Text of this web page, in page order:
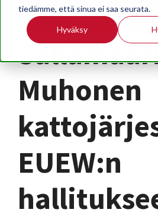
tiedämme, että sinua ei saa seurata.
Hyväksy
Muhonen
EUEW:n